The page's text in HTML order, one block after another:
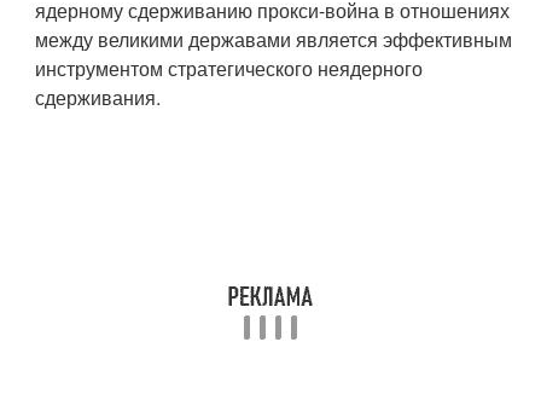
ядерному сдерживанию прокси-война в отношениях
между великими державами является эффективным
инструментом стратегического неядерного
сдерживания.